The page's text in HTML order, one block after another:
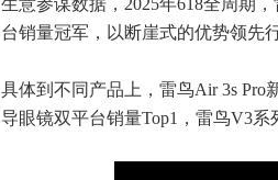
生意参谋数据，2025年618全周期
台销量冠军，以断崖式的优势领先
具体到不同产品上，雷鸟Air 3s Pro
导眼镜双平台销量Top1，雷鸟V3系